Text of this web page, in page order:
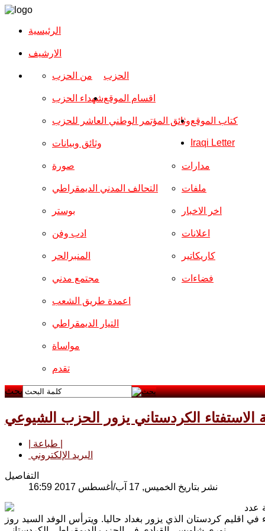
الرئيسية
الارشیف
الحزب من الحزب
شهداء الحزب
وثائق المؤتمر الوطني العاشر للحزب
وثائق وبيانات
اقسام الموقع
صورة
التحالف المدني الديمقراطي
بوستر
ادب وفن
المنبرالحر
مجتمع مدني
مدارات
ملفات
اخر الاخبار
اعلانات
كاريكاتير
فضاءات
اعمدة طريق الشعب
التيار الديمقراطي
مواساة
تقدم
كتاب الموقع
Iraqi Letter
بحث
الاستفتاء الكردستاني يزور الحزب الشيوعي
البريد الإلكتروني
التفاصيل
نشر بتاريخ الخميس, 17 آب/أغسطس 2017 16:59
عدد
اقليم كردستان الذي يزور بغداد حاليا. ويترأس الوفد السيد روز